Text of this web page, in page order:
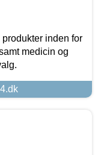
inden for
medicin og